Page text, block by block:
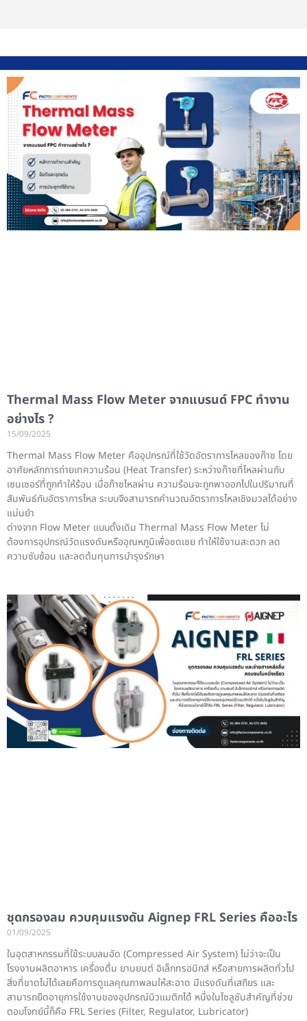
Thermal Mass Flow Meter จากแบรนด์ FPC ทำงาน
อย่างไร ?
15/09/2025
Thermal Mass Flow Meter คืออุปกรณ์ที่ใช้วัดอัตราการไหลของก๊าซ โดย
อาศัยหลักการถ่ายเทความร้อน (Heat Transfer) ระหว่างก๊าซที่ไหลผ่านกับ
เซนเซอร์ที่ถูกทำให้ร้อน เมื่อก๊าซไหลผ่าน ความร้อนจะถูกพาออกไปในปริมาณที่
สัมพันธ์กับอัตราการไหล ระบบจึงสามารถคำนวณอัตราการไหลเชิงมวลได้อย่าง
แม่นยำ
ต่างจาก Flow Meter แบบดั้งเดิม Thermal Mass Flow Meter ไม่
ต้องการอุปกรณ์วัดแรงดันหรืออุณหภูมิเพื่อชดเชย ทำให้ใช้งานสะดวก ลด
ความซับซ้อน และลดต้นทุนการบำรุงรักษา
ชุดกรองลม ควบคุมแรงดัน Aignep FRL Series คืออะไร
01/09/2025
ในอุตสาหกรรมที่ใช้ระบบลมอัด (Compressed Air System) ไม่ว่าจะเป็น
โรงงานผลิตอาหาร เครื่องดื่ม ยานยนต์ อิเล็กทรอนิกส์ หรือสายการผลิตทั่วไป
สิ่งที่ขาดไม่ได้เลยคือการดูแลคุณภาพลมให้สะอาด มีแรงดันที่เสถียร และ
สามารถยืดอายุการใช้งานของอุปกรณ์นิวแมติกได้ หนึ่งในโซลูชันสำคัญที่ช่วย
ตอบโจทย์นี้ก็คือ FRL Series (Filter, Regulator, Lubricator)